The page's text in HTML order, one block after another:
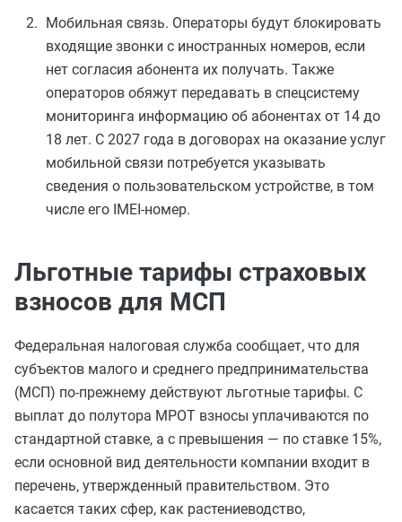
Мобильная связь. Операторы будут блокировать
входящие звонки с иностранных номеров, если
нет согласия абонента их получать. Также
операторов обяжут передавать в спецсистему
мониторинга информацию об абонентах от 14 до
18 лет. С 2027 года в договорах на оказание услуг
мобильной связи потребуется указывать
сведения о пользовательском устройстве, в том
числе его IMEI-номер.
Льготные тарифы страховых
взносов для МСП
Федеральная налоговая служба сообщает, что для
субъектов малого и среднего предпринимательства
(МСП) по-прежнему действуют льготные тарифы. С
выплат до полутора МРОТ взносы уплачиваются по
стандартной ставке, а с превышения — по ставке 15%,
если основной вид деятельности компании входит в
перечень, утвержденный правительством. Это
касается таких сфер, как растениеводство,